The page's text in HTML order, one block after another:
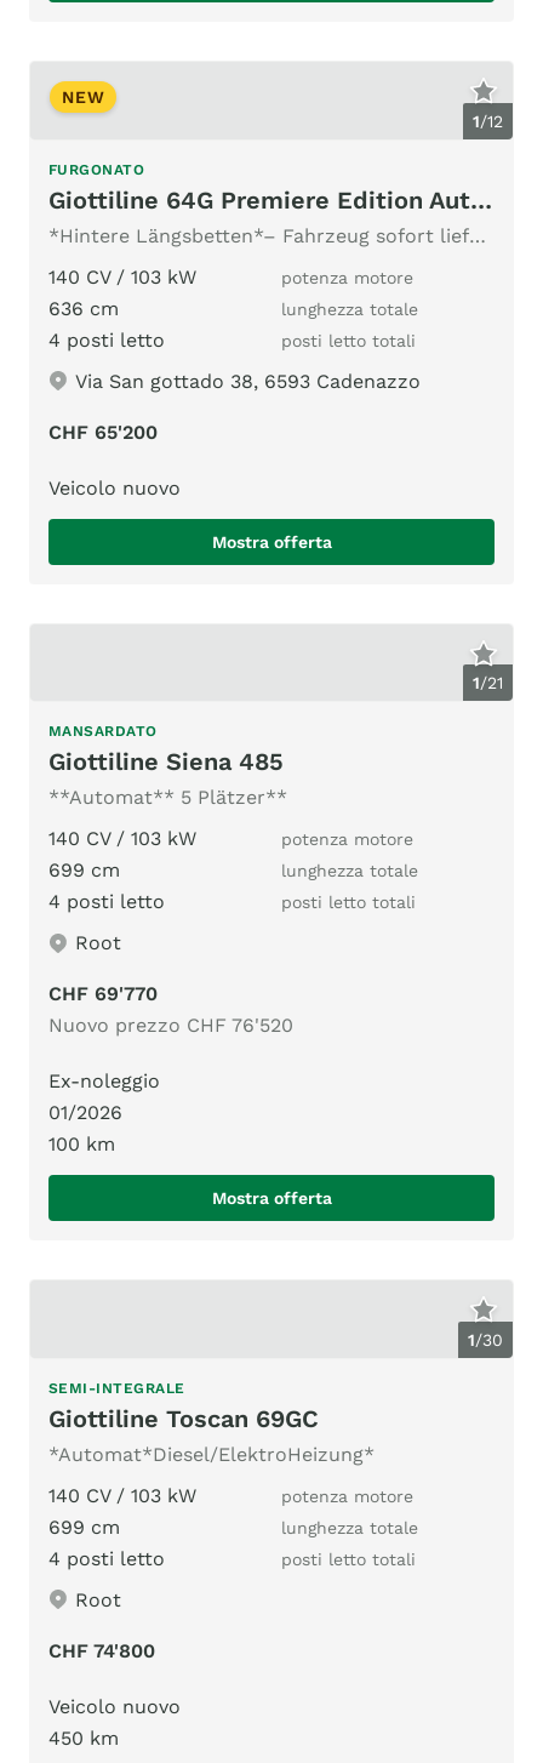
1/12
NEW
FURGONATO
Giottiline 64G Premiere Edition Automatik 8G
*Hintere Längsbetten*– Fahrzeug sofort lieferbar
140 CV / 103 kW
potenza motore
636 cm lunghezza totale
4 posti letto posti letto totali
Via San gottado 38, 6593 Cadenazzo
CHF 65'200
Veicolo nuovo
Mostra offerta
1/21
MANSARDATO
Giottiline Siena 485
**Automat** 5 Plätzer**
140 CV / 103 kW
potenza motore
699 cm lunghezza totale
4 posti letto posti letto totali
Root
CHF 69'770
Nuovo prezzo CHF 76'520
Ex-noleggio
01/2026
100 km
Mostra offerta
1/30
SEMI-INTEGRALE
Giottiline Toscan 69GC
*Automat*Diesel/ElektroHeizung*
140 CV / 103 kW
potenza motore
699 cm lunghezza totale
4 posti letto posti letto totali
Root
CHF 74'800
Veicolo nuovo
450 km